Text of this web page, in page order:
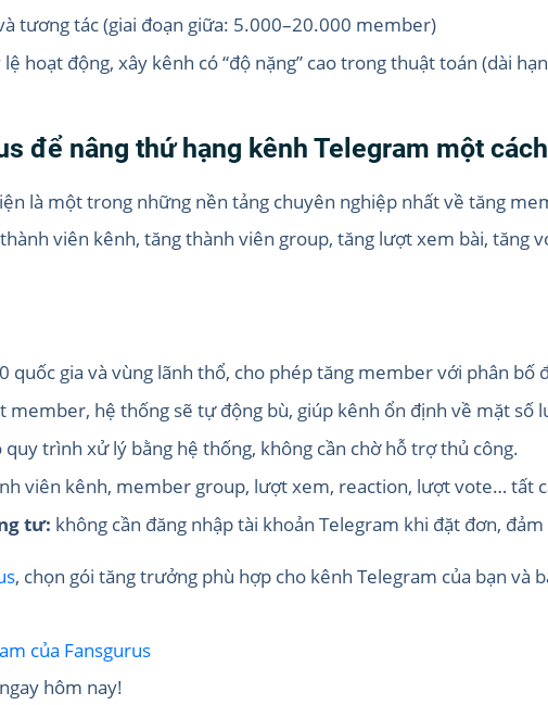
tương tác (giai đoạn giữa: 5.000–20.000 member)
hoạt động, xây kênh có “độ nặng” cao trong thuật toán (dài
để nâng thứ hạng kênh Telegram một
là một trong những nền tảng chuyên nghiệp nhất về tăng
viên kênh, tăng thành viên group, tăng lượt xem bài, tăng
quốc gia và vùng lãnh thổ, cho phép tăng member với phân bố
member, hệ thống sẽ tự động bù, giúp kênh ổn định về mặt số
quy trình xử lý bằng hệ thống, không cần chờ hỗ trợ thủ công.
viên kênh, member group, lượt xem, reaction, lượt vote… tất
tư: không cần đăng nhập tài khoản Telegram khi đặt đơn,
, chọn gói tăng trưởng phù hợp cho kênh Telegram của bạn và
của Fansgurus
hôm nay!